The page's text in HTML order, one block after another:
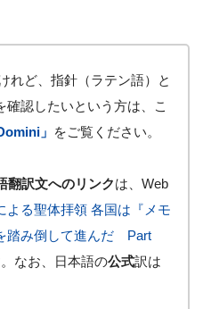
ど、指針（ラテン語）と
認したいという方は、こ
」 をご覧ください。
翻訳文へのリンクは、Web
よる聖体拝領 各国は『メモ
踏み倒して進んだ Part
なお、日本語の公式訳は